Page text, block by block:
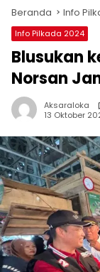
Beranda Info
Info Pilkada 2024
Blusukan
Norsan
Aksaraloka
13 Oktober